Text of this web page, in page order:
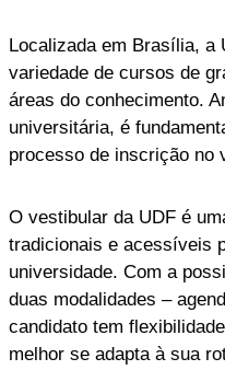
Localizada em Brasília, a
variedade de cursos de
áreas do conhecimento.
universitária, é
processo de inscrição no
O vestibular da UDF é
tradicionais e acessíveis
universidade. Com a
duas modalidades –
candidato tem
melhor se adapta à sua